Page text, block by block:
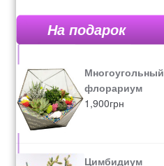
На подарок
Многоугольный
флорариум
1,900грн
Цимбидиум